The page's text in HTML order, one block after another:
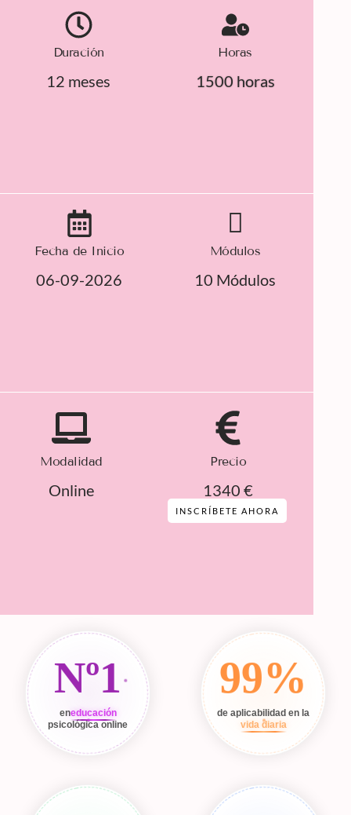
Duración
12 meses
Horas
1500 horas
Fecha de Inicio
06-09-2026
Módulos
10 Módulos
Modalidad
Online
Precio
1340 €
INSCRÍBETE AHORA
Nº1
eneducación
psicológica online
99%
de aplicabilidad en la
vida diaria